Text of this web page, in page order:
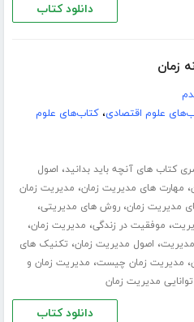
دانلود کتاب
زمان
علوم اقتصادی،کتاب‌های علوم
کتاب های آنچه باید بدانید، اصول
، مهارت های مدیریت زمان، مدیریت زمان
مدیریت زمان،روش های مدیریتی،
، موفقیت در زندگی، مدیریت زمان،
مدیریت، اصول مدیریت زمان، تکنیک های
، مدیریت زمان چیست، مدیریت زمان و
توانایی مدیریت زمان
دانلود کتاب